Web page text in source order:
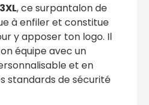
, ce surpantalon de
à enfiler et constitue
y apposer ton logo. Il
équipe avec un
et en
standards de sécurité